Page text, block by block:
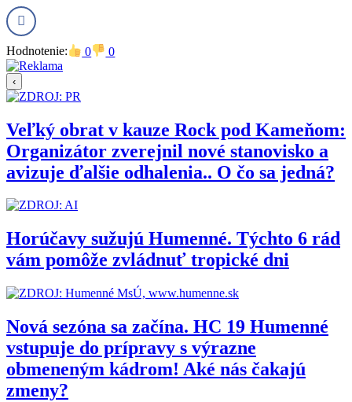
Hodnotenie: 0 0
‹
Veľký obrat v kauze Rock pod Kameňom:
Organizátor zverejnil nové stanovisko a
avizuje ďalšie odhalenia.. O čo sa jedná?
Horúčavy sužujú Humenné. Týchto 6 rád
vám pomôže zvládnuť tropické dni
Nová sezóna sa začína. HC 19 Humenné
vstupuje do prípravy s výrazne
obmeneným kádrom! Aké nás čakajú
zmeny?